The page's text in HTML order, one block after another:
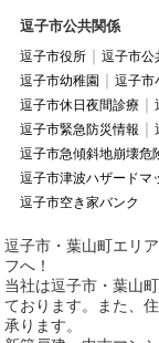
逗子市公共関係
逗子市役所 逗子市公
逗子市幼稚園
逗子市
逗子市休日夜間診療
逗子市緊急防災情報
逗子市急傾斜地崩壊危
逗子市津波ハザードマ
逗子市空き家バンク
逗子市・葉山町エリ
フへ！
当社は逗子市・葉山
ております。また、
承ります。